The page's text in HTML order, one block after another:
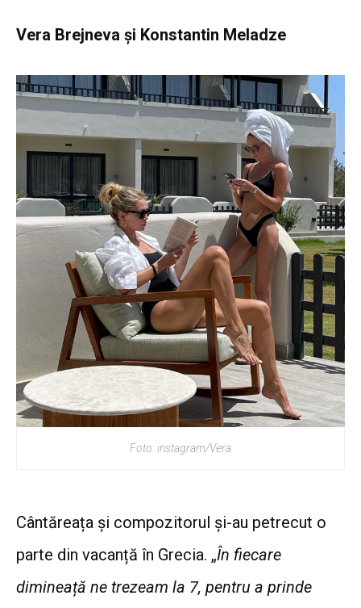
Vera Brejneva și Konstantin Meladze
Foto: instagram/Vera
Cântăreața și compozitorul și-au petrecut o
parte din vacanță în Grecia. „În fiecare
dimineață ne trezeam la 7, pentru a prinde